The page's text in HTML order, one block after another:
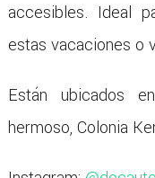
accesibles. Ideal
estas vacaciones o
Están ubicados
hermoso, Colonia